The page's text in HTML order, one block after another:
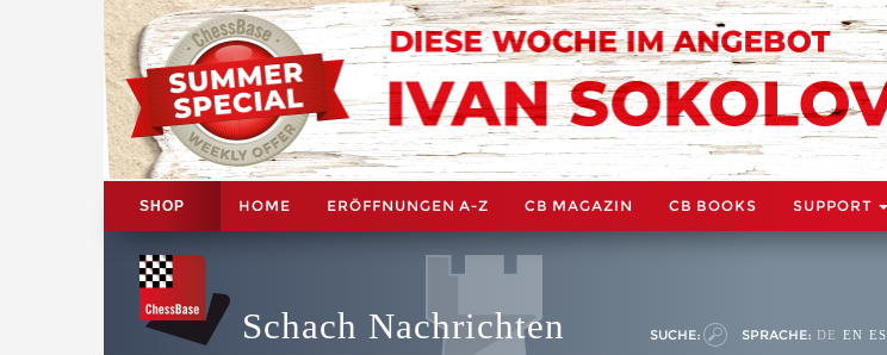
SHOP HOME ERÖFFNUNGEN A-Z CB MAGAZIN CB BOOKS SUPPORT
Schach Nachrichten SUCHE: SPRACHE: DE EN ES